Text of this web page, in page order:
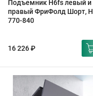
Подъемник H6fs левый и
правый ФриФолд Шорт, H
770-840
16 226 ₽